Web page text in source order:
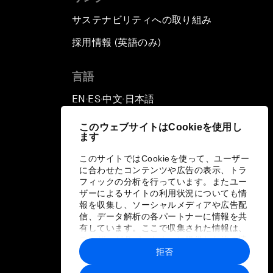
このウェブサイトはCookieを使用し
ます
このサイトではCookieを使って、ユーザー
に合わせたコンテンツや広告の表示、トラ
フィックの分析を行っています。またユー
ザーによるサイトの利用状況についても情
報を収集し、ソーシャルメディアや広告配
信、データ解析の各パートナーに情報を共
有しています。ここで収集された情報は、
ユーザーが各パートナーに提供した他の情
報や各パートナーのサービスを使用した際
に収集された情報と組み合わされ、各パー
拒否
サステナビリティへの取り組み
採用情報 (英語のみ)
言語
EN ▪ ES▪中文▪ 日本語